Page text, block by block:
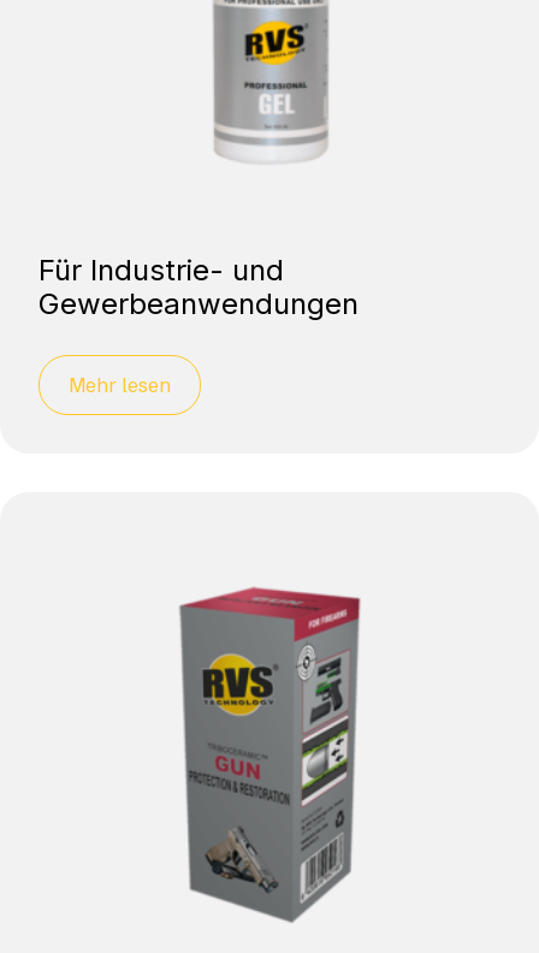
Für Industrie- und
Gewerbeanwendungen
Mehr lesen